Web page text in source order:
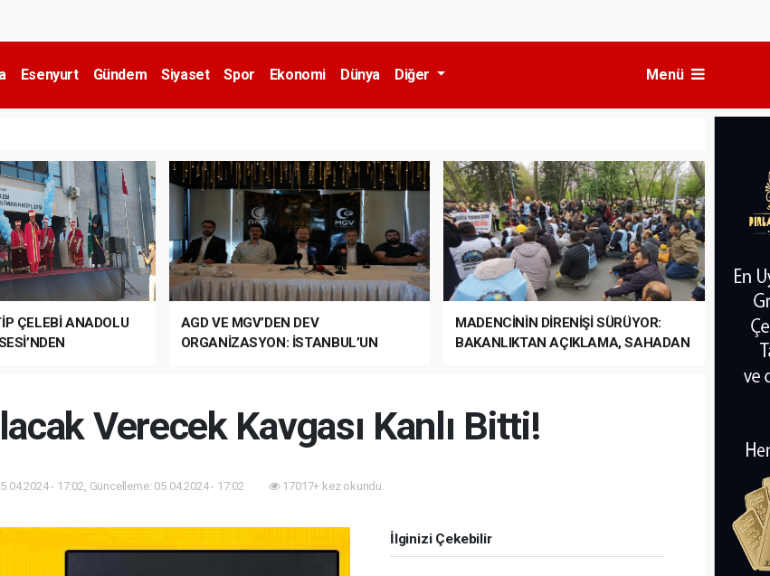
Esenyurt Gündem Siyaset Spor Ekonomi Dünya Diğer Menü
ÇELEBİ ANADOLU
AGD VE MGV’DEN DEV
ORGANİZASYON: İSTANBUL’UN
MADENCİNİN DİRENİŞİ SÜRÜYOR:
BAKANLIKTAN AÇIKLAMA, SAHADAN
Verecek Kavgası Kanlı Bitti!
- 17:02, Güncelleme: 05.04.2024 - 17:02 17017+ kez okundu.
İlginizi Çekebilir